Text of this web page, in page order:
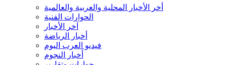
أخر الأخبار المحلية والعربية والعالمية
الحوارات الفنية
آخر الأخبار
أخبار الرياضة
فيديو العرب اليوم
أخبار النجوم